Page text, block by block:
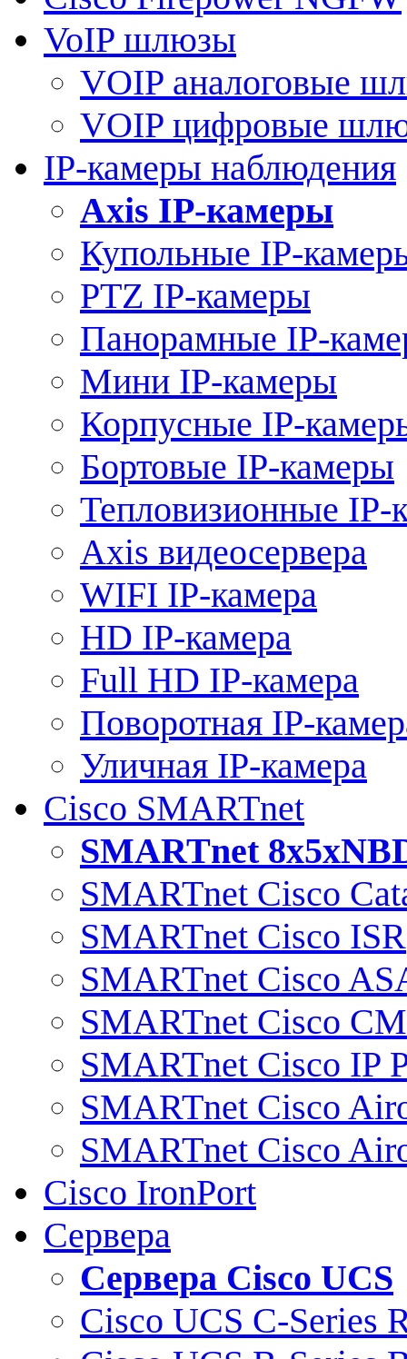
VoIP шлюзы
VOIP аналоговые
VOIP цифровые
IP-камеры наблюдения
Axis IP-камеры
Купольные IP-
PTZ IP-камеры
Панорамные IP-
Мини IP-камеры
Корпусные IP-
Бортовые IP-камеры
Тепловизионные IP-
Axis видеосервера
WIFI IP-камера
HD IP-камера
Full HD IP-камера
Поворотная IP-
Уличная IP-камера
Cisco SMARTnet
SMARTnet
SMARTnet Cisco
SMARTnet Cisco ISR
SMARTnet Cisco
SMARTnet Cisco
SMARTnet Cisco IP
SMARTnet Cisco
SMARTnet Cisco
Cisco IronPort
Сервера
Сервера Cisco UCS
Cisco UCS C-Series